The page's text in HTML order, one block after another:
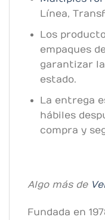
Línea,
Los
empaques
garantizar
estado.
La entrega
hábiles
compra y
Algo más de
Fundada en